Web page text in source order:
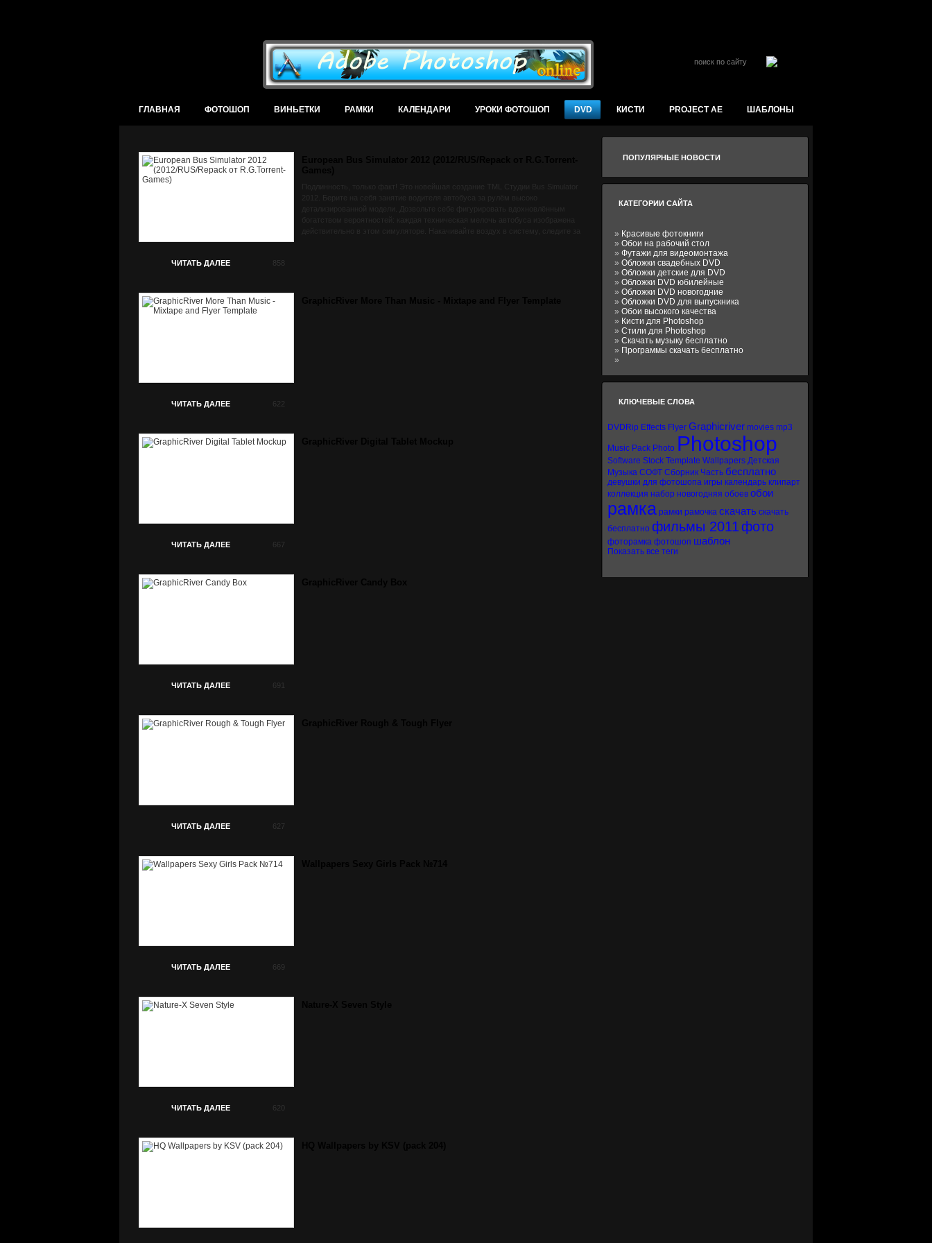
ГЛАВНАЯ ФОТОШОП ВИНЬЕТКИ РАМКИ КАЛЕНДАРИ УРОКИ ФОТОШОП DVD КИСТИ PROJECT AE ШАБЛОНЫ
ЧИТАТЬ ДАЛЕЕ 858
ЧИТАТЬ ДАЛЕЕ 622
ЧИТАТЬ ДАЛЕЕ 667
ЧИТАТЬ ДАЛЕЕ 691
ЧИТАТЬ ДАЛЕЕ 627
ЧИТАТЬ ДАЛЕЕ 669
ЧИТАТЬ ДАЛЕЕ 620
ПОПУЛЯРНЫЕ НОВОСТИ
КАТЕГОРИИ САЙТА
» Красивые фотокниги
» Обои на рабочий стол
» Футажи для видеомонтажа
» Обложки свадебных DVD
» Обложки детские для DVD
» Обложки DVD юбилейные
» Обложки DVD новогодние
» Обложки DVD для выпускника
» Обои высокого качества
» Кисти для Photoshop
» Стили для Photoshop
» Скачать музыку бесплатно
» Программы скачать бесплатно
»
КЛЮЧЕВЫЕ СЛОВА
DVDRip Effects Flyer Graphicriver movies mp3
Music Pack Photo Photoshop
Software Stock Template Wallpapers Детская
Музыка СОФТ Сборник Часть бесплатно
девушки для фотошопа игры календарь клипарт
коллекция набор новогодняя обоев обои
рамка рамки рамочка скачать скачать
бесплатно фильмы 2011фото
фоторамка фотошоп шаблон
Показать все теги